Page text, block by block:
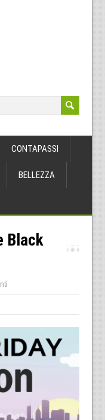
CONTAPASSI
BELLEZZA
Black